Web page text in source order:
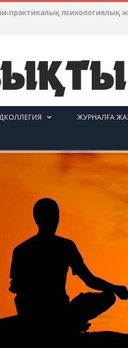
практикалық психологиялық
ЖУРНАЛҒА